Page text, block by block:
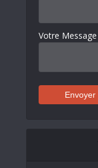
Votre Message